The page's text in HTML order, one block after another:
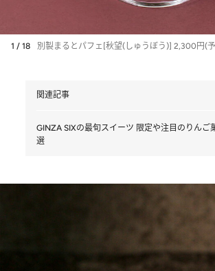
1 / 18 別製まるとパフェ[秋望(しゅうぼう)] 2,300円(
関連記事
GINZA SIXの最旬スイーツ 限定や注目のりんご
選